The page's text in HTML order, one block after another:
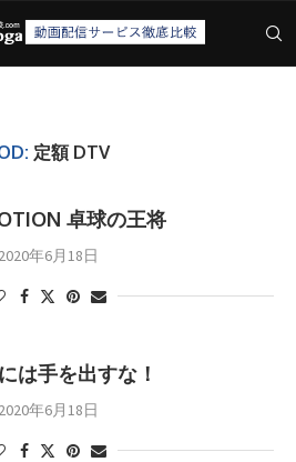
定額 DTV
卓球の王将
2020年6月18日
は手を出すな！
2020年6月18日